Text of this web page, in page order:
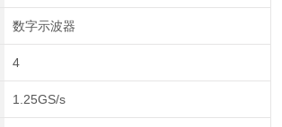
数字示波器
4
1.25GS/s